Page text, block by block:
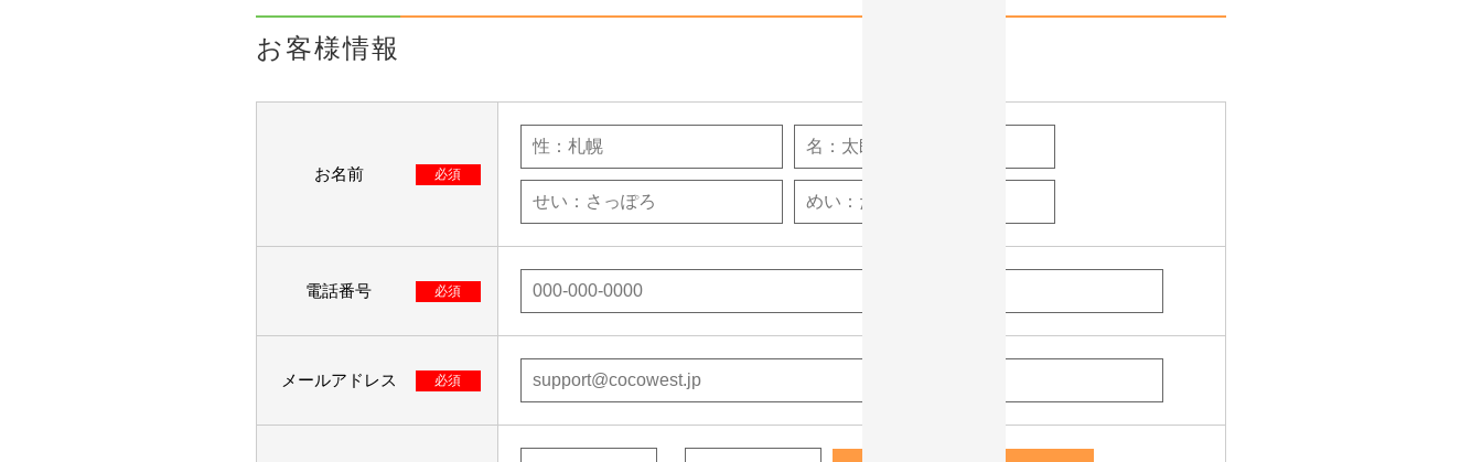
お客様情報
お名前 必須
電話番号 必須
メールアドレス 必須